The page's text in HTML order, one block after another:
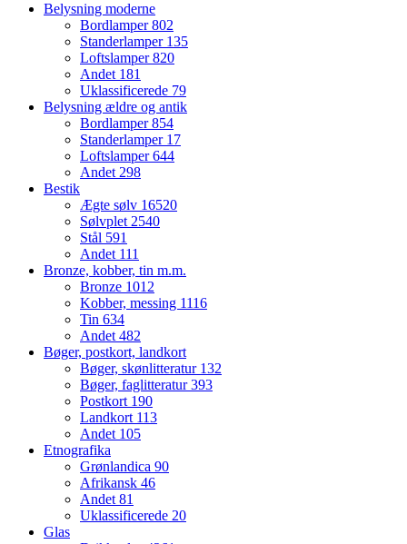
Belysning moderne
Bordlamper802
Standerlamper 135
Loftslamper820
Andet 181
Uklassificerede 79
Belysning ældre og antik
Bordlamper854
Standerlamper 17
Loftslamper644
Andet298
Bestik
Ægte sølv 16520
Sølvplet2540
Stål 591
Andet 111
Bronze, kobber, tin m.m.
Bronze 1012
Kobber, messing 1116
Tin 634
Andet482
Bøger, postkort, landkort
Bøger, skønlitteratur 132
Bøger, faglitteratur393
Postkort 190
Landkort 113
Andet 105
Etnografika
Grønlandica 90
Afrikansk 46
Andet81
Uklassificerede 20
Glas